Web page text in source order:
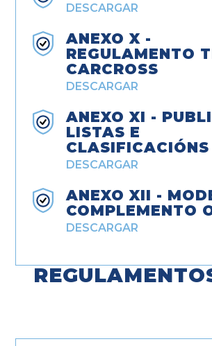
DESCARGAR
ANEXO X -
REGULAMENTO
CARCROSS
DESCARGAR
ANEXO XI -
LISTAS E
CLASIFICACIÓNS
DESCARGAR
ANEXO XII -
COMPLEMENTO
DESCARGAR